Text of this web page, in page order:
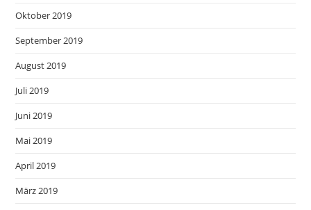
Oktober 2019
September 2019
August 2019
Juli 2019
Juni 2019
Mai 2019
April 2019
März 2019